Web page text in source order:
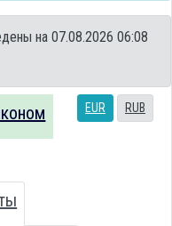
на 07.08.2026 06:08
EUR RUB